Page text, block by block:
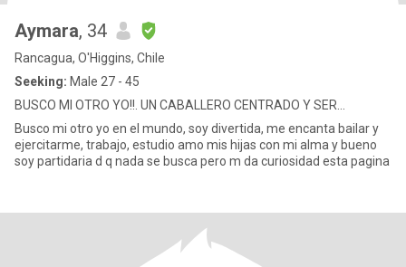
Aymara, 34
Rancagua, O'Higgins, Chile
Seeking: Male 27 - 45
BUSCO MI OTRO YO!!. UN CABALLERO CENTRADO Y SER...
Busco mi otro yo en el mundo, soy divertida, me encanta bailar y
ejercitarme, trabajo, estudio amo mis hijas con mi alma y bueno
soy partidaria d q nada se busca pero m da curiosidad esta pagina